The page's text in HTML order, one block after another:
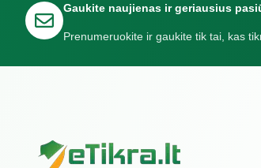
Gaukite naujienas ir geriausius
Prenumeruokite ir gaukite tik tai, kas